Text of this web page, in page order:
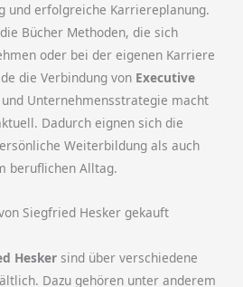
und erfolgreiche Karriereplanung.
Bücher Methoden, die sich
oder bei der eigenen Karriere
die Verbindung von Executive
Unternehmensstrategie macht
Dadurch eignen sich die
Weiterbildung als auch
beruflichen Alltag.
Siegfried Hesker gekauft
Hesker sind über verschiedene
Dazu gehören unter anderem